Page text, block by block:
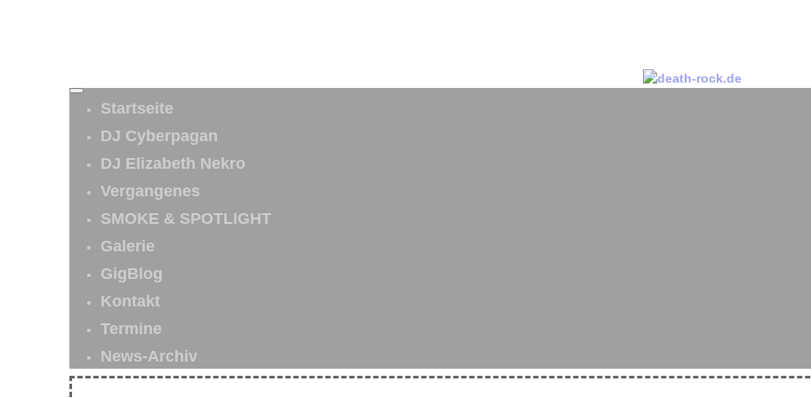
Startseite
DJ Cyberpagan
DJ Elizabeth Nekro
Vergangenes
SMOKE & SPOTLIGHT
Galerie
GigBlog
Kontakt
Termine
News-Archiv